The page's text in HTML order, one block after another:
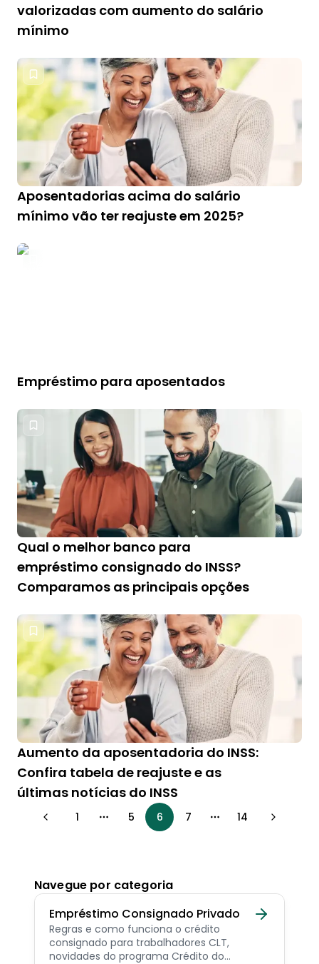
valorizadas com aumento do salário
mínimo
Aposentadorias acima do salário
mínimo vão ter reajuste em 2025?
Empréstimo para aposentados
Qual o melhor banco para
empréstimo consignado do INSS?
Comparamos as principais opções
Aumento da aposentadoria do INSS:
Confira tabela de reajuste e as
últimas notícias do INSS
1 More pages
5 6 7 More pages
14
Navegue por categoria
Empréstimo Consignado Privado
Regras e como funciona o crédito
consignado para trabalhadores CLT,
novidades do programa Crédito do